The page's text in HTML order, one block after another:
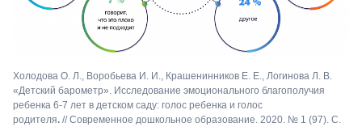
Холодова О. Л., Воробьева И. И., Крашенинников Е. Е., Логинова Л. В.
«Детский барометр». Исследование эмоционального благополучия
ребенка 6-7 лет в детском саду: голос ребенка и голос
родителя. // Современное дошкольное образование. 2020. № 1 (97). С.